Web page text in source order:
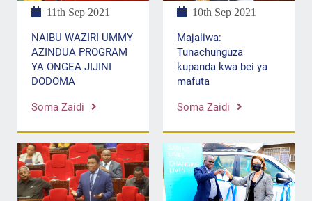
11th Sep 2021
NAIBU WAZIRI UMMY
AZINDUA PROGRAM
YA ONGEA JIJINI
DODOMA
Soma Zaidi
10th Sep 2021
Majaliwa:
Tunachunguza
kupanda kwa bei ya
mafuta
Soma Zaidi